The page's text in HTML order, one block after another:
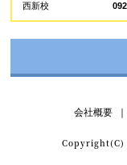
西新校
会社概要｜
Copyright(C)